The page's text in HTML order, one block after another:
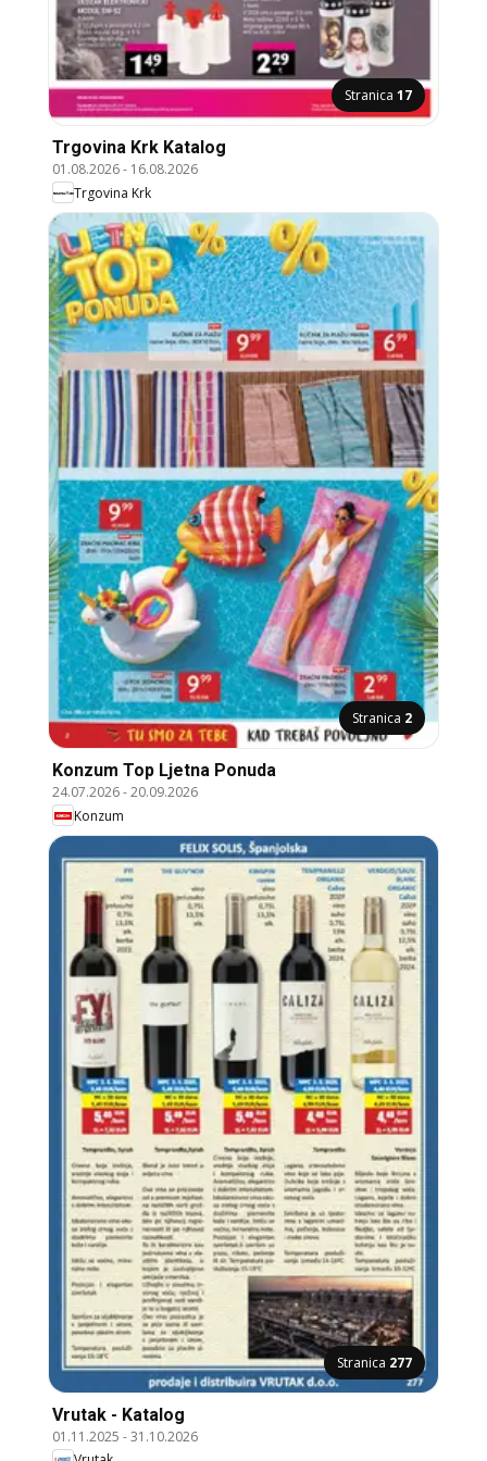
Stranica 17
Trgovina Krk Katalog
01.08.2026- 16.08.2026
Trgovina Krk
Stranica 2
Konzum Top Ljetna Ponuda
24.07.2026-20.09.2026
Konzum
Stranica 277
Vrutak - Katalog
01.11.2025 -31.10.2026